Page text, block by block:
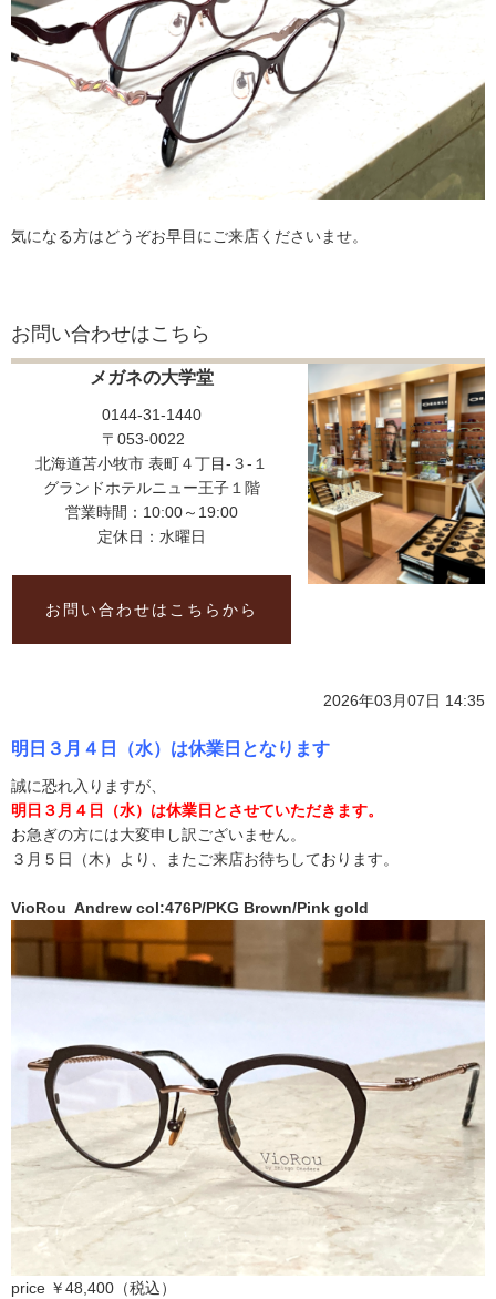
気になる方はどうぞお早目にご来店くださいませ。
お問い合わせはこちら
メガネの大学堂
0144-31-1440
〒053-0022
北海道苫小牧市 表町４丁目-３-１
グランドホテルニュー王子１階
営業時間：10:00～19:00
定休日：水曜日
お問い合わせはこちらから
2026年03月07日 14:35
明日３月４日（水）は休業日となります
誠に恐れ入りますが、
明日３月４日（水）は休業日とさせていただきます。
お急ぎの方には大変申し訳ございません。
３月５日（木）より、またご来店お待ちしております。
VioRou Andrew col:476P/PKG Brown/Pink gold
price ￥48,400（税込）